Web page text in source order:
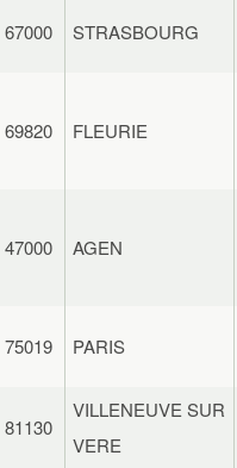
67000 STRASBOURG
69820 FLEURIE
47000 AGEN
75019 PARIS
81130
VILLENEUVE SUR
VERE